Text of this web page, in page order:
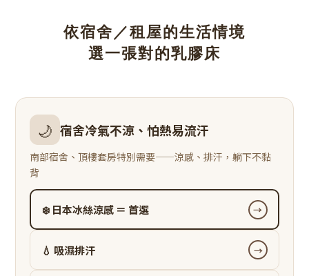
依宿舍／租屋的生活情境
選一張對的乳膠床
🌙 宿舍冷氣不涼、怕熱易流汗
南部宿舍、頂樓套房特別需要——涼感、排汗，躺下不黏
背
❄️ 日本冰絲涼感 ＝ 首選 →
💧 吸濕排汗 →